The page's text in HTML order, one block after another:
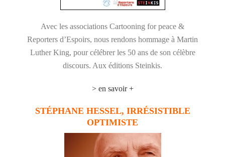
Avec les associations Cartooning for peace &
Reporters d’Espoirs, nous rendons hommage à Martin
Luther King, pour célébrer les 50 ans de son célèbre
discours. Aux éditions Steinkis.
> en savoir +
STÉPHANE HESSEL, IRRÉSISTIBLE
OPTIMISTE